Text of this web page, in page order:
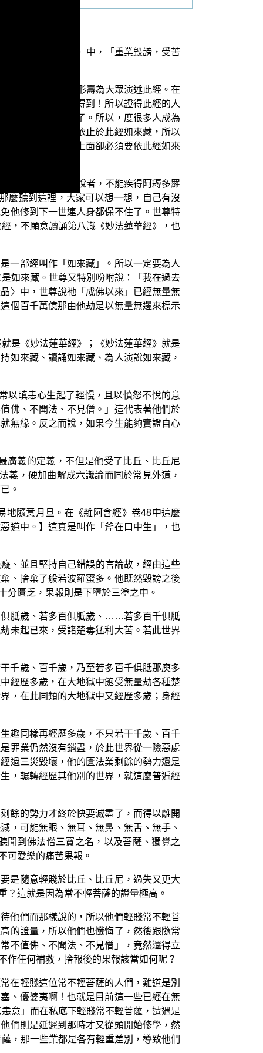
〈常不輕菩薩品〉中，「重業毀謗，受苦
，所以世世都盡形壽為大眾演述此經。在
經如來藏才能作得到！所以證得此經的人
羅漢們就很敬佩了。所以，度很多人成為
任何人，他就是依止於此經如來藏，所以
經如來藏，事修上面卻必須要依此經如來
誦此經、為他人說者，不能疾得阿耨多羅
麼聽到這裡，大家可以想一想，自己有沒
他修到下一世連人身都保不住了。世尊特
，不願意讀誦第八識《妙法蓮華經》，也
一部經叫作「如來藏」。所以一定要為人
如來藏。世尊又特別吩咐說：「我在過去
〉中，世尊說祂「成佛以來」已經無量無
個百千萬億那由他劫是以無量無邊來標示
是《妙法蓮華經》；《妙法蓮華經》就是
如來藏、讀誦如來藏、為人演說如來藏，
以瞋恚心生起了輕慢，且以憤怒不悅的意
佛、不聞法、不見僧。」這代表著他們於
無緣。反之而說，如果今生能夠實證自心
廣義的定義，不但是他受了比丘、比丘尼
義，硬加曲解成六識論而同於常見外道，
。
地隨意月旦。在《雜阿含經》卷48中這麼
道中。】這真是叫作「斧在口中生」，也
、並且堅持自己錯誤的言論故，經由這些
、捨棄了般若波羅蜜多。他既然毀謗之後
分匱乏，果報則是下墮於三塗之中。
俱胝歲、若多百俱胝歲、……若多百千俱胝
未起已來，受諸楚毒猛利大苦。若此世界
千歲、百千歲，乃至若多百千俱胝那庾多
經歷多歲，在大地獄中飽受無量劫各種楚
，在此同類的大地獄中又經歷多歲；身經
趣同樣再經歷多歲，不只若干千歲、百千
罪業仍然沒有銷盡，於此世界從一險惡處
過三災毀壞，他的匱法業剩餘的勢力還是
，輾轉經歷其他別的世界，就這麼普遍經
餘的勢力才終於快要滅盡了，而得以離開
，可能無眼、無耳、無鼻、無舌、無手、
聞到佛法僧三寶之名，以及菩薩、獨覺之
可愛樂的痛苦果報。
是隨意輕賤於比丘、比丘尼，過失又更大
？這就是因為常不輕菩薩的證量極高。
他們而那樣說的，所以他們輕賤常不輕菩
的證量，所以他們也懺悔了，然後跟隨常
不值佛、不聞法、不見僧」，竟然還得立
作任何補救，捨報後的果報該當如何呢？
在輕賤這位常不輕菩薩的人們，難道是別
、優婆夷啊！也就是目前這一些已經在無
意」而在私底下輕賤常不輕菩薩，遭遇是
們則是延遲到那時才又從頭開始修學，然
，那一些業都是各有輕重差別，導致他們